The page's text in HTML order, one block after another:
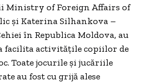
Ministry of Foreign Affairs of
și Katerina Silhankova –
în Republica Moldova, au
facilita activitățile copiilor de
Toate jocurile și jucăriile
au fost cu grijă alese